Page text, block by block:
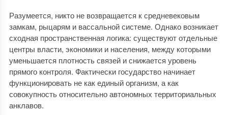
Разумеется, никто не возвращается к средневековым
замкам, рыцарям и вассальной системе. Однако возникает
сходная пространственная логика: существуют отдельные
центры власти, экономики и населения, между которыми
уменьшается плотность связей и снижается уровень
прямого контроля. Фактически государство начинает
функционировать не как единый организм, а как
совокупность относительно автономных территориальных
анклавов.